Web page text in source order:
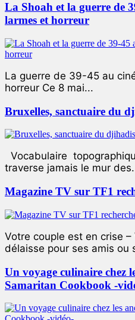
La Shoah et la guerre de
larmes et horreur
La guerre de 39-45 au
horreur Ce 8 mai...
Bruxelles, sanctuaire du
Vocabulaire
traverse jamais le mur
Magazine TV sur TF1
Votre couple est en crise
délaisse pour ses amis ou
Un voyage culinaire chez
Samaritan Cookbook -